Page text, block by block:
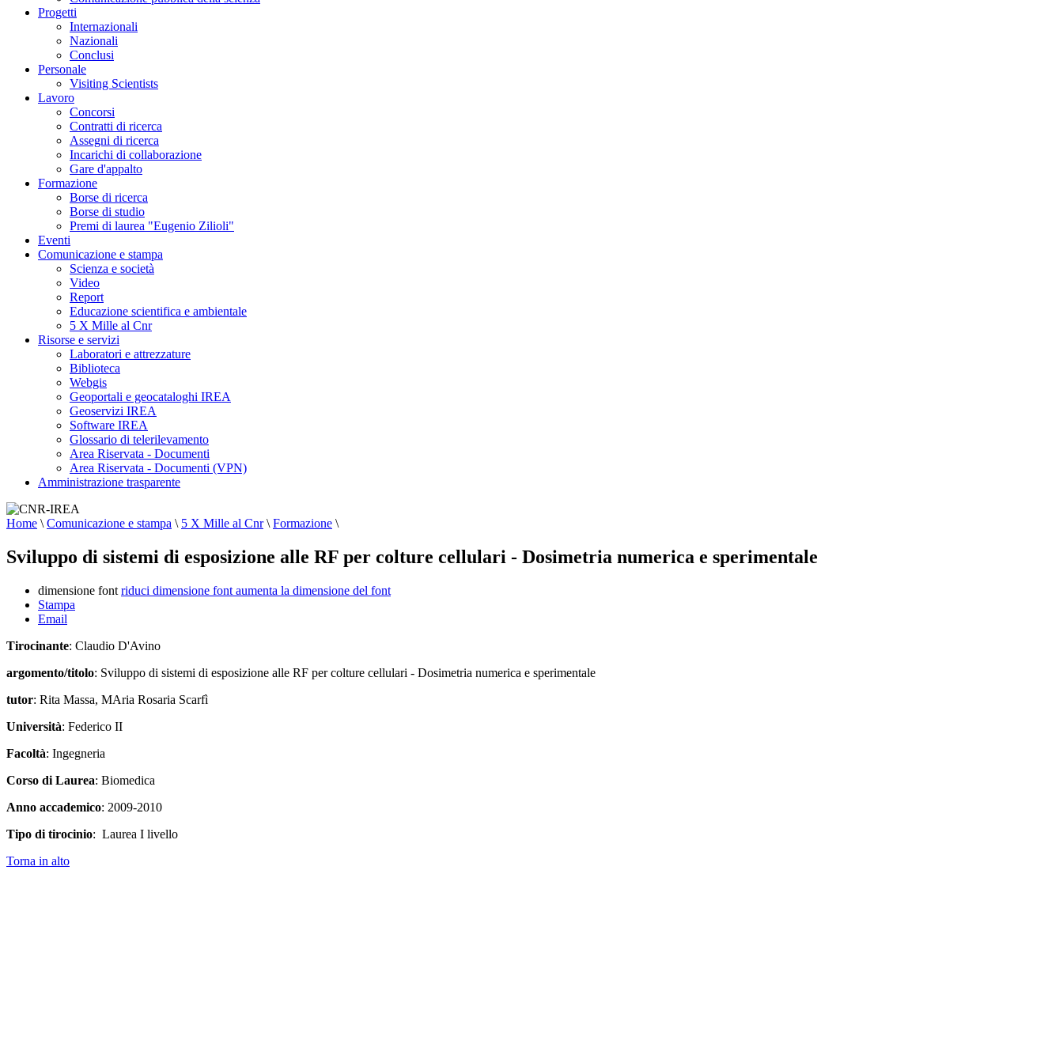
Progetti
Internazionali
Nazionali
Conclusi
Personale
Visiting Scientists
Lavoro
Concorsi
Contratti di ricerca
Assegni di ricerca
Incarichi di collaborazione
Gare d'appalto
Formazione
Borse di ricerca
Borse di studio
Premi di laurea "Eugenio Zilioli"
Eventi
Comunicazione e stampa
Scienza e società
Video
Report
Educazione scientifica e ambientale
5 X Mille al Cnr
Risorse e servizi
Laboratori e attrezzature
Biblioteca
Webgis
Geoportali e geocataloghi IREA
Geoservizi IREA
Software IREA
Glossario di telerilevamento
Area Riservata - Documenti
Area Riservata - Documenti (VPN)
Amministrazione trasparente
Home \ Comunicazione e stampa \ 5 X Mille al Cnr \ Formazione \
Sviluppo di sistemi di esposizione alle RF per colture cellulari - Dosimetria numerica e sperimentale
dimensione font riduci dimensione font aumenta la dimensione del font
Stampa
Email
Tirocinante: Claudio D'Avino
argomento/titolo: Sviluppo di sistemi di esposizione alle RF per colture cellulari - Dosimetria numerica e sperimentale
tutor: Rita Massa, MAria Rosaria Scarfì
Università: Federico II
Facoltà: Ingegneria
Corso di Laurea: Biomedica
Anno accademico: 2009-2010
Tipo di tirocinio: Laurea I livello
Torna in alto